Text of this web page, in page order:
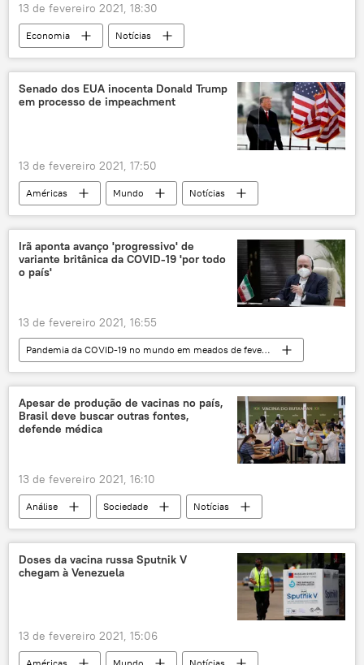
13 de fevereiro 2021, 18:30
Economia
Notícias
Notícias do Brasil
Europa
Mundo
Análise
acordo
agronegócio
agropecuária
Tereza Cristina
Senado dos EUA inocenta Donald Trump
em processo de impeachment
13 de fevereiro 2021, 17:50
Américas Mundo
Notícias
Donald Trump
Senado dos EUA
EUA
Irã aponta avanço 'progressivo' de
variante britânica da COVID-19 'por todo
o país'
13 de fevereiro 2021, 16:55
Pandemia da COVID-19 no mundo em meados de fevereiro de 2021
Mundo
Notícias
Oriente Médio e África
COVID-19
Irã
Reino Unido
Apesar de produção de vacinas no país,
Brasil deve buscar outras fontes,
defende médica
13 de fevereiro 2021, 16:10
Análise Sociedade
Notícias
Notícias do Brasil
Brasil e COVID-19 em meados de fevereiro de 2021
COVID-19
vacinação
CoronaVac
Oxford saúde
Doses da vacina russa Sputnik V
chegam à Venezuela
13 de fevereiro 2021, 15:06